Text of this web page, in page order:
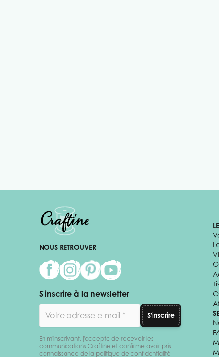
NOUS RETROUVER
S'inscrire à la newsletter
S'inscrire
En m'inscrivant, j'accepte de recevoir les
communications Craftine et confirme avoir pris
connaissance de la politique de confidentialité